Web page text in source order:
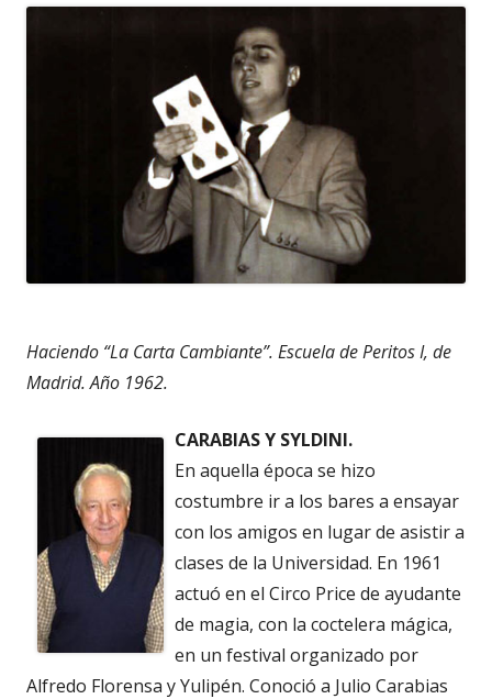
Haciendo “La Carta Cambiante”. Escuela de Peritos I, de
Madrid. Año 1962.
CARABIAS Y SYLDINI.
En aquella época se hizo
costumbre ir a los bares a ensayar
con los amigos en lugar de asistir a
clases de la Universidad. En 1961
actuó en el Circo Price de ayudante
de magia, con la coctelera mágica,
en un festival organizado por
Alfredo Florensa y Yulipén. Conoció a Julio Carabias